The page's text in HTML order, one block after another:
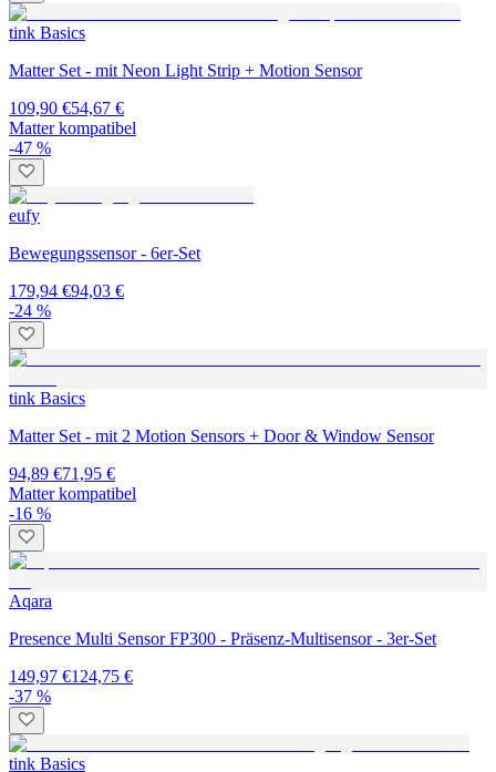
tink Basics
Matter Set - mit Neon Light Strip + Motion Sensor
109,90 €54,67 €
Matter kompatibel
-47 %
eufy
Bewegungssensor - 6er-Set
179,94 €94,03 €
-24 %
tink Basics
Matter Set - mit 2 Motion Sensors + Door & Window Sensor
94,89 €71,95 €
Matter kompatibel
-16 %
Aqara
Presence Multi Sensor FP300 - Präsenz-Multisensor - 3er-Set
149,97 €124,75 €
-37 %
tink Basics